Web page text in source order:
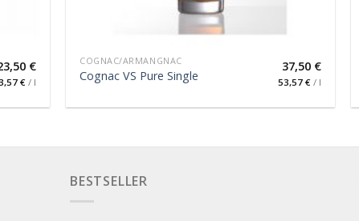
€
€ / l
COGNAC/ARMANGNAC
Cognac VS Pure Single
37,50 €
53,57 € / l
BESTSELLER